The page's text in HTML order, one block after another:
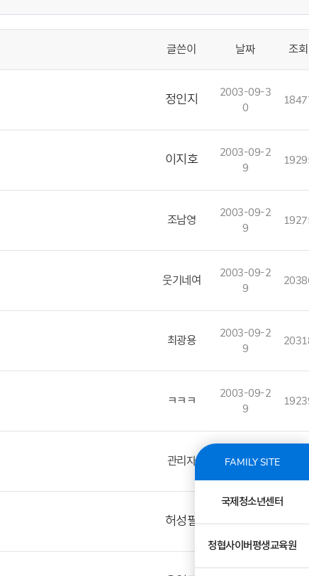
FAMILY SITE
국제청소년센터
청협사이버평생교육원
글쓴이 날짜 조회
정인지
2003-09-3
0
이지호
2003-09-2
9
조남영
2003-09-2
9
웃기네여
2003-09-2
9
최광용
2003-09-2
9
ㅋㅋㅋ
2003-09-2
9
관리자
9
허성필